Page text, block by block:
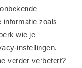
informatie zoals
wie je
instellingen.
verder verbetert?